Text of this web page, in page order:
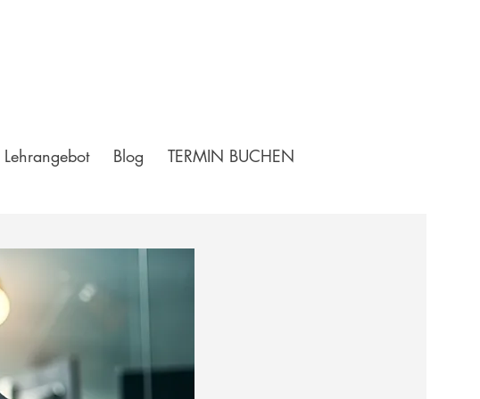
Lehrangebot Blog TERMIN BUCHEN